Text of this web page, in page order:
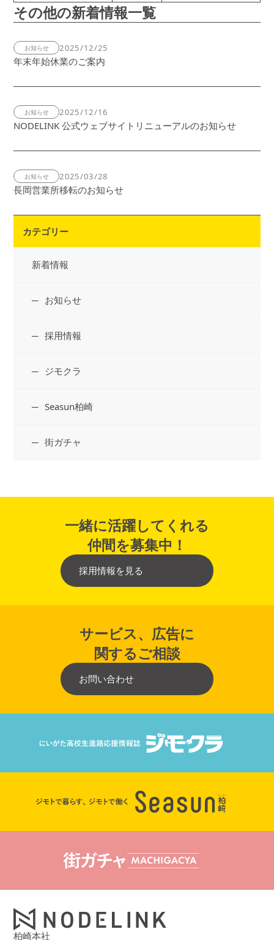
その他の新着情報一覧
お知らせ 2025/12/25
年末年始休業のご案内
お知らせ 2025/12/16
NODELINK 公式ウェブサイトリニューアルのお知らせ
お知らせ 2025/03/28
長岡営業所移転のお知らせ
カテゴリー
新着情報
お知らせ
採用情報
ジモクラ
Seasun柏崎
街ガチャ
一緒に活躍してくれる
仲間を募集中！
採用情報を見る
サービス、広告に
関するご相談
お問い合わせ
柏崎本社